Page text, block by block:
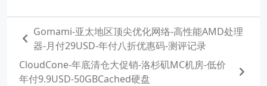
Gomami-亚太地区顶尖优化网络-高性能AMD处理
器-月付29USD-年付八折优惠码-测评记录
CloudCone-年底清仓大促销-洛杉矶MC机房-低价
年付9.9USD-50GBCached硬盘